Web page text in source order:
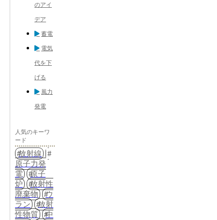
のアイ
デア
蓄電
電気
代を下
げる
風力
発電
人気のキーワ
ード
放射線
原子力発
電
原子
炉
放射性
廃棄物
ウ
ラン
放射
性物質
中